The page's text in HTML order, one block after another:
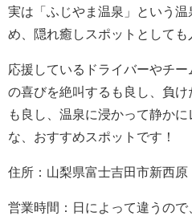
実は「ふじやま温泉」という
め、隠れ癒しスポットとしても
応援しているドライバーやチ
の喜びを絶叫するも良し、負
も良し、温泉に浸かって静か
な、おすすめスポットです！
住所：山梨県富士吉田市新西
営業時間：日によって違うの